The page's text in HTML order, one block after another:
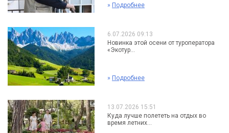
» Подробнее
6.07.2026 09:13
Новинка этой осени от туроператора
«Экотур...
» Подробнее
13.07.2026 15:51
Куда лучше полететь на отдых во
время летних...